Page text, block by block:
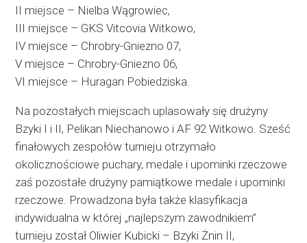
II miejsce – Nielba Wągrowiec,
III miejsce – GKS Vitcovia Witkowo,
IV miejsce – Chrobry-Gniezno 07,
V miejsce – Chrobry-Gniezno 06,
VI miejsce – Huragan Pobiedziska.
Na pozostałych miejscach uplasowały się drużyny
Bzyki I i II, Pelikan Niechanowo i AF 92 Witkowo. Sześć
finałowych zespołów turnieju otrzymało
okolicznościowe puchary, medale i upominki rzeczowe
zaś pozostałe drużyny pamiątkowe medale i upominki
rzeczowe. Prowadzona była także klasyfikacja
indywidualna w której „najlepszym zawodnikiem”
turnieju został Oliwier Kubicki – Bzyki Żnin II,